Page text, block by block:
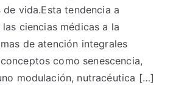
bioxidativa,
regenerativa
antiedad
vida.Esta tendencia a
ciencias médicas a la
de atención integrales
como senescencia,
modulación, nutracéutica […]